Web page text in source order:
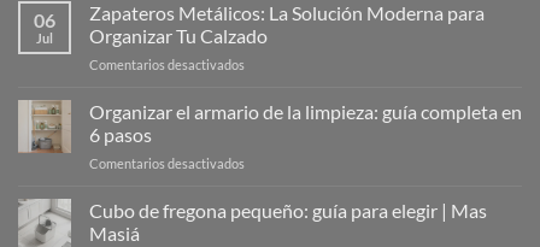
06
Jul
Zapateros Metálicos: La Solución Moderna para
Organizar Tu Calzado
Comentarios desactivados
Metálicos:
Organizar
Organizar el armario de la limpieza: guía completa en
6 pasos
Comentarios desactivados
armario
Cubo de fregona pequeño: guía para elegir | Mas
Masiá